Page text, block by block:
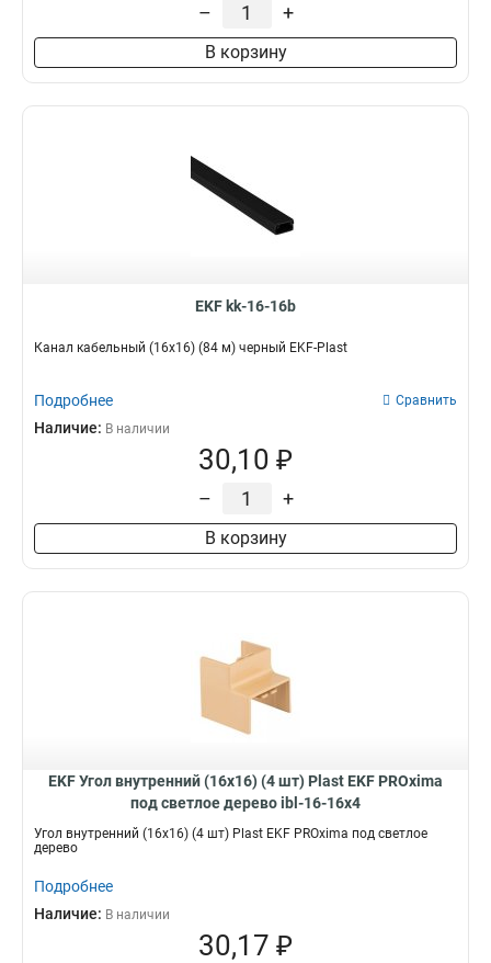
– +
В корзину
EKF kk-16-16b
Канал кабельный (16x16) (84 м) черный EKF-Plast
Подробнее Сравнить
Наличие: В наличии
30,10 ₽
– +
В корзину
EKF Угол внутренний (16х16) (4 шт) Plast EKF PROxima
под светлое дерево ibl-16-16x4
Угол внутренний (16х16) (4 шт) Plast EKF PROxima под светлое
дерево
Подробнее
Наличие: В наличии
30,17 ₽